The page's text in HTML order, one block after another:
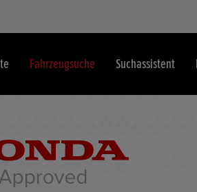
Fahrzeugsuche Suchassistent